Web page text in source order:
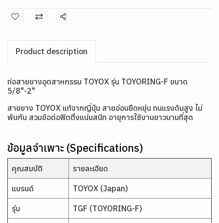
แชร์
Product description
ท่อสายยางอุตสาหกรรม TOYOX รุ่น TOYORING-F ขนาด
5/8"-2"
สายยาง TOYOX แท้จากญี่ปุ่น สายอ่อนยืดหยุ่น ทนแรงดันสูง ไม่
พันกัน สวมข้อต่อฟิตติ้งแน่นสนิท อายุการใช้งานยาวนานที่สุด
ข้อมูลจำเพาะ (Specifications)
คุณสมบัติ รายละเอียด
แบรนด์ TOYOX (Japan)
รุ่น TGF (TOYORING-F)